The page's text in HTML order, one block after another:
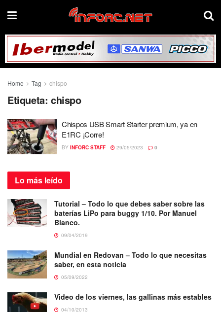
Home Tag chispo
Etiqueta: chispo
Chispos USB Smart Starter premium, ya en
E1RC ¡Corre!
BY INFORC STAFF 29/05/2023 0
Lo más leído
Tutorial – Todo lo que debes saber sobre las
baterías LiPo para buggy 1/10. Por Manuel
Blanco.
09/04/2019
Mundial en Redovan – Todo lo que necesitas
saber, en esta noticia
05/09/2022
Video de los viernes, las gallinas más estables
04/10/2013